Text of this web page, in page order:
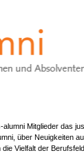
Mitglieder das
über Neuigkeiten
Vielfalt der